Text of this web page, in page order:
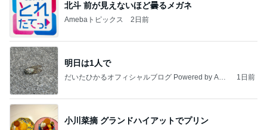
北斗 前が見えないほど曇るメガネ
Amebaトピックス 2日前
明日は1人で
だいたひかるオフィシャルブログ Powered by Ame
1日前
小川菜摘 グランドハイアットでプリン